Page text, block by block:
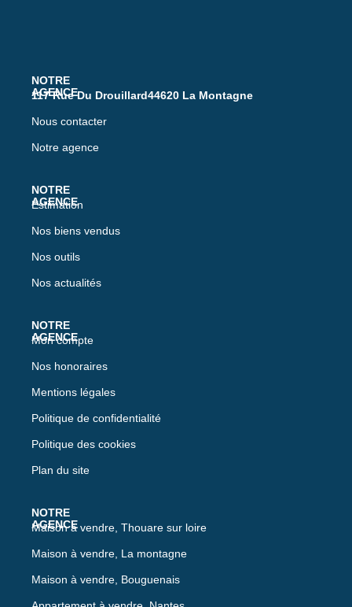
117 Rue Du Drouillard44620 La Montagne
Nous contacter
Notre agence
Estimation
Nos biens vendus
Nos outils
Nos actualités
Mon compte
Nos honoraires
Mentions légales
Politique de confidentialité
Politique des cookies
Plan du site
Maison à vendre, Thouare sur loire
Maison à vendre, La montagne
Maison à vendre, Bouguenais